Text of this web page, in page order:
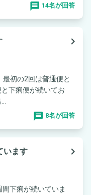
14名が回答
navigate_next
初の2回は普通便と
下痢便が続いてお
8名が回答
います
navigate_next
下痢が続いていま